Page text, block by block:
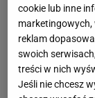
cookie lub inne
marketingowych,
reklam
swoich
treści w nich
Jeśli nie chcesz